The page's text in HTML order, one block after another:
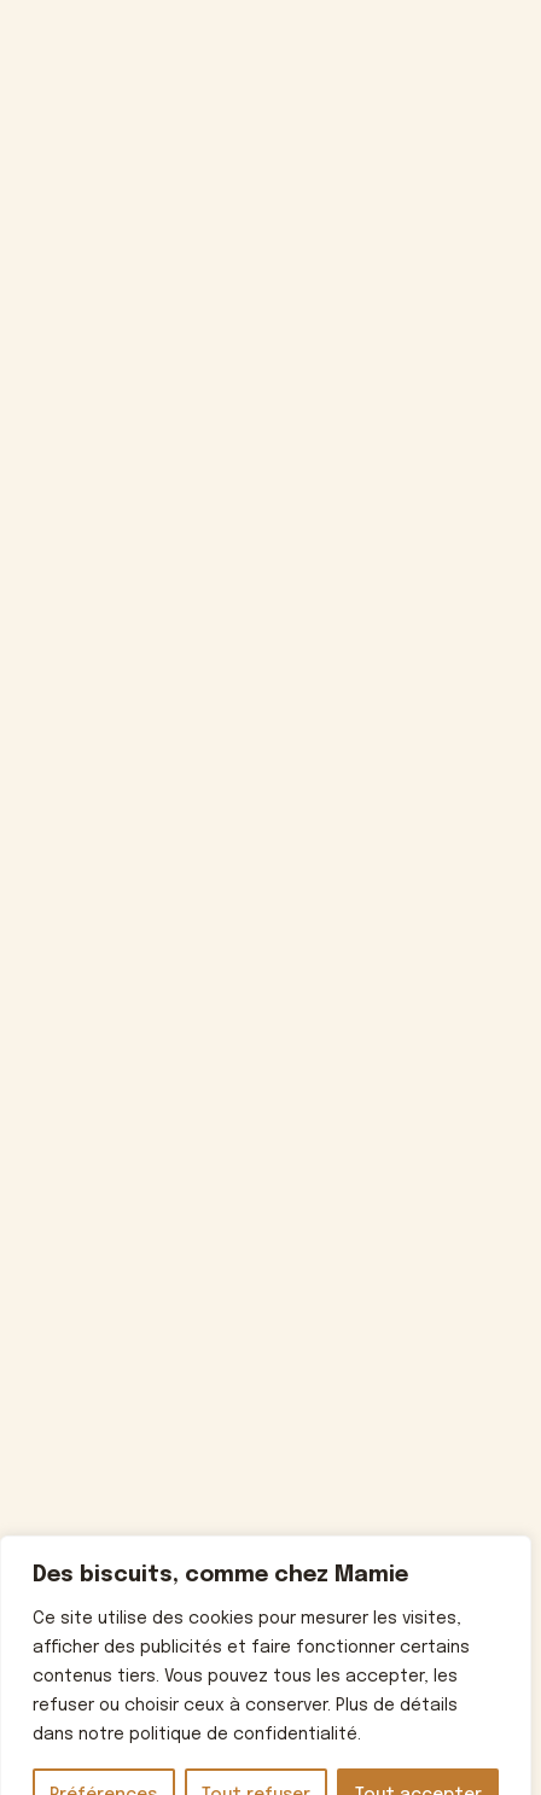
Des biscuits, comme chez Mamie
Ce site utilise des cookies pour mesurer les visites,
afficher des publicités et faire fonctionner certains
contenus tiers. Vous pouvez tous les accepter, les
refuser ou choisir ceux à conserver. Plus de détails
dans notre politique de confidentialité.